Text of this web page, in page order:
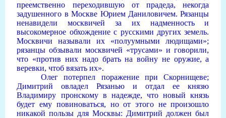
преемственно переходившую от прадеда, некогда
задушенного в Москве Юрием Даниловичем. Рязанцы
ненавидели москвичей за их надменность и
высокомерное обхождение с русскими других земель.
Москвичи называли их «полуумными людищами»;
рязанцы обзывали москвичей «трусами» и говорили,
что «против них надо брать на войну не оружие, а
веревки, чтоб вязать их».
Олег потерпел поражение при Скорнищеве;
Димитрий овладел Рязанью и отдал ее князю
Владимиру пронскому в надежде, что новый князь
будет ему повиноваться, но от этого не произошло
никакой пользы для Москвы: Димитрий должен был